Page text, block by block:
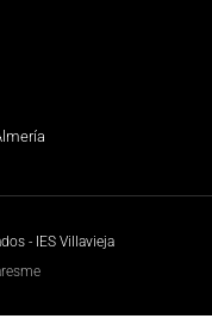
- IES Villavieja